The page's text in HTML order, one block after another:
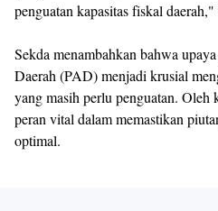
penguatan kapasitas fiskal
Sekda menambahkan bahwa
Daerah (PAD) menjadi krusial
yang masih perlu penguatan.
peran vital dalam memastikan
optimal.